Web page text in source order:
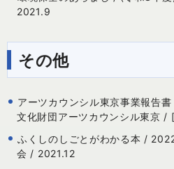
2021.9
その他
アーツカウンシル東京事業報告
文化財団アーツカウンシル東京 /
ふくしのしごとがわかる本 /
会 / 2021.12